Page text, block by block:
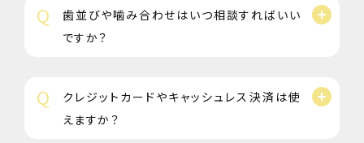
Q
歯並びや噛み合わせはいつ相談すればいい
ですか？
Q
クレジットカードやキャッシュレス決済は使
えますか？